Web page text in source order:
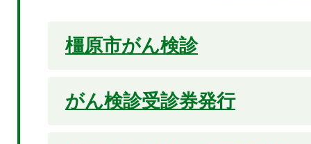
橿原市がん検診
がん検診受診券発行